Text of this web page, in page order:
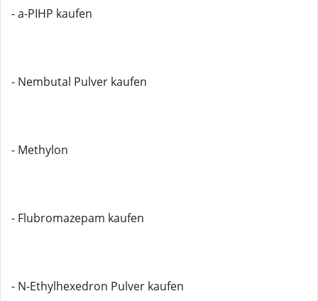
- a-PIHP kaufen
- Nembutal Pulver kaufen
- Methylon
- Flubromazepam kaufen
- N-Ethylhexedron Pulver kaufen